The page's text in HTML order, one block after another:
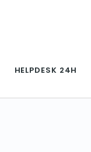
HELPDESK 24H